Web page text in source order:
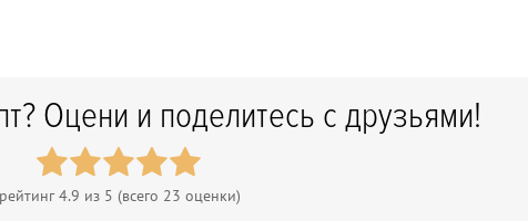
Оцени и поделитесь с друзьями!
рейтинг4.9 из 5 (всего 23 оценки)